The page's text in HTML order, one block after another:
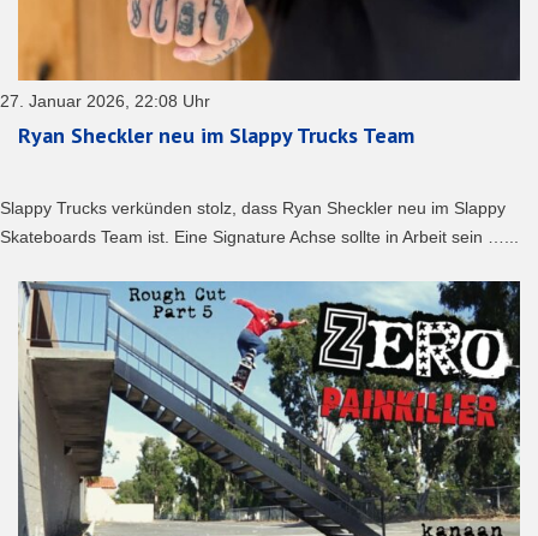
27. Januar 2026, 22:08 Uhr
Ryan Sheckler neu im Slappy Trucks Team
Slappy Trucks verkünden stolz, dass Ryan Sheckler neu im Slappy
Skateboards Team ist. Eine Signature Achse sollte in Arbeit sein …...